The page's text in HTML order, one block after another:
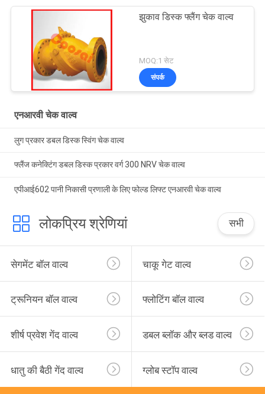
झुकाव डिस्क फ्लैंग चेक वाल्व
MOQ:1 सेट
संपर्क
एनआरवी चेक वाल्व
लुग प्रकार डबल डिस्क स्विंग चेक वाल्व
फ्लैंज कनेक्टिंग डबल डिस्क प्रकार वर्ग 300 NRV चेक वाल्व
एपीआई602 पानी निकासी प्रणाली के लिए फोल्ड लिफ्ट एनआरवी चेक वाल्व
लोकप्रिय श्रेणियां सभी
सेगमेंट बॉल वाल्व चाकू गेट वाल्व
ट्रूनियन बॉल वाल्व फ्लोटिंग बॉल वाल्व
शीर्ष प्रवेश गेंद वाल्व डबल ब्लॉक और ब्लड वाल्व
धातु की बैठी गेंद वाल्व ग्लोब स्टॉप वाल्व